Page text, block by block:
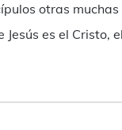
otras
es el